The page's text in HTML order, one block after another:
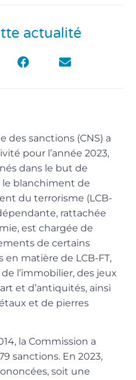
actualité
des sanctions (CNS) a
pour l’année 2023,
dans le but de
blanchiment de
du terrorisme (LCB-
rattachée
est chargée de
de certains
en matière de LCB-FT,
l’immobilier, des jeux
et d’antiquités, ainsi
et de pierres
la Commission a
sanctions. En 2023,
soit une